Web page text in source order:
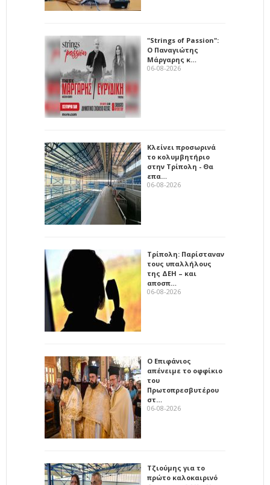
"Strings of Passion":
Ο Παναγιώτης
Μάργαρης κ…
06-08-2026
Κλείνει προσωρινά
το κολυμβητήριο
στην Τρίπολη - Θα
επα…
06-08-2026
Τρίπολη: Παρίσταναν
τους υπαλλήλους
της ΔΕΗ – και
αποσπ…
06-08-2026
Ο Επιφάνιος
απένειμε το οφφίκιο
του
Πρωτοπρεσβυτέρου
στ…
06-08-2026
Τζιούμης για το
πρώτο καλοκαιρινό